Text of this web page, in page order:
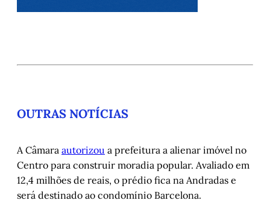
OUTRAS NOTÍCIAS
A Câmara autorizou a prefeitura a alienar imóvel no
Centro para construir moradia popular. Avaliado em
12,4 milhões de reais, o prédio fica na Andradas e
será destinado ao condomínio Barcelona.